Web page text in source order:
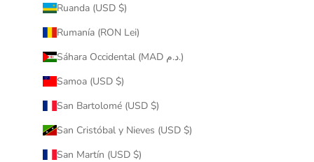
Ruanda (USD $)
Rumanía (RON Lei)
Sáhara Occidental (MAD د.م.)
Samoa (USD $)
San Bartolomé (USD $)
San Cristóbal y Nieves (USD $)
San Martín (USD $)